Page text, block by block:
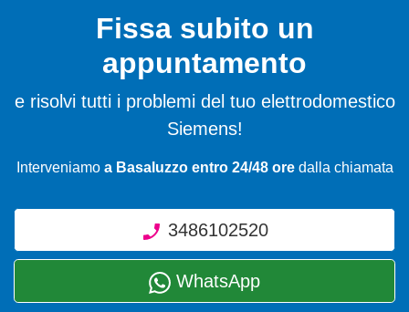
Fissa subito un
appuntamento
e risolvi tutti i problemi del tuo elettrodomestico
Siemens!
Interveniamo a Basaluzzo entro 24/48 oredalla chiamata
3486102520
WhatsApp